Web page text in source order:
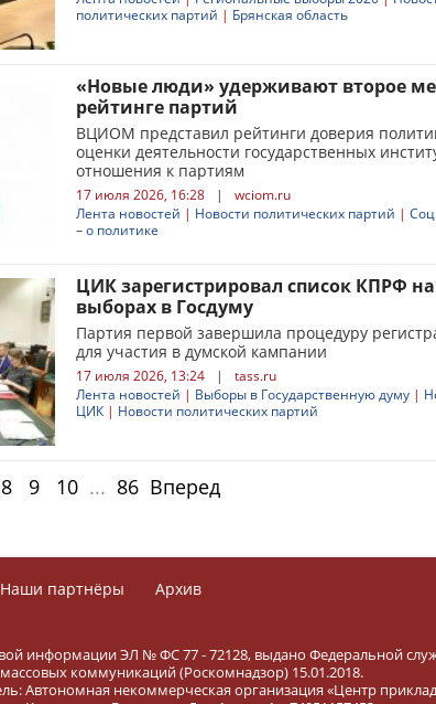
политических партий | Брянская область
«Новые люди» удерживают второе
рейтинге партий
ВЦИОМ представил рейтинги доверия
оценки деятельности государственных
отношения к партиям
17 июля 2026, 16:28 |
wciom.ru
Лента новостей | Новости политических партий |
– о политике
ЦИК зарегистрировал список КПРФ на
выборах в Госдуму
Партия первой завершила процедуру
для участия в думской кампании
17 июля 2026, 13:24 |
tass.ru
Лента новостей | Выборы в Государственную думу |
ЦИК | Новости политических партий
8 9 10 ... 86 Вперед
Наши партнёры Архив
информации ЭЛ № ФС 77 - 72128, выдано Федеральной
коммуникаций (Роскомнадзор) 15.01.2018.
Автономная некоммерческая организация «Центр